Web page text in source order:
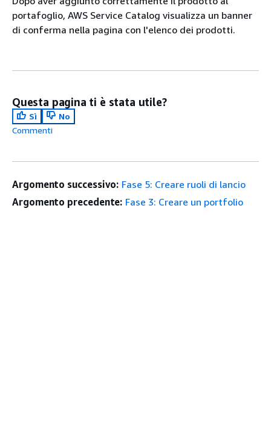
portafoglio, AWS Service Catalog visualizza un banner
di conferma nella pagina con l'elenco dei prodotti.
Questa pagina ti è stata utile?
Sì
No
Commenti
Argomento successivo: Fase 5: Creare ruoli di lancio
Argomento precedente: Fase 3: Creare un portfolio